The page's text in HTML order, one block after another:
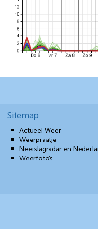
Sitemap
Actueel Weer
Weerpraatje
Neerslagradar en
Weerfoto’s